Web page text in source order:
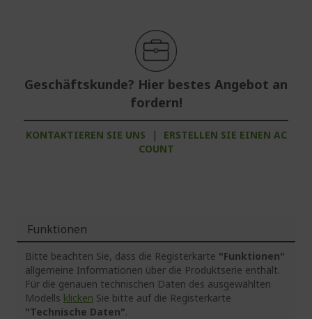
Geschäftskunde? Hier bestes Angebot an
fordern!
KONTAKTIEREN SIE UNS |
ERSTELLEN SIE EINEN AC
COUNT
Funktionen
Bitte beachten Sie, dass die Registerkarte "Funktionen"
allgemeine Informationen über die Produktserie enthält.
Für die genauen technischen Daten des ausgewählten
Modells klicken Sie bitte auf die Registerkarte
"Technische Daten".